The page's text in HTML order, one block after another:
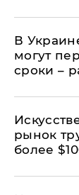
В
могут
сроки –
рынок
более